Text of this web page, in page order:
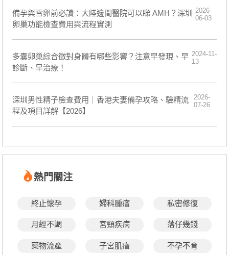
備孕與雪卵前必讀：大陸邊間醫院可以睇 AMH？深圳
卵巢功能檢查費用與流程實測
2026-
06-03
多囊卵巢綜合徵對身體有哪些影響？注意早發現、早
診斷、早治療！
2024-11-
13
深圳男性精子檢查費用｜香港夫妻備孕攻略、驗精流
程及項目詳解【2026】
2026-
07-26
熱門關注
終止懷孕 婦科腫瘤 私密修復
月經不調 宮頸疾病 落仔幾錢
藥物流產 子宮肌瘤 不孕不育